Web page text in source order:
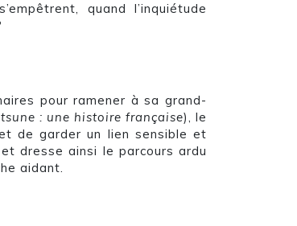
quand l’inquiétude
pour ramener à sa grand-
: une histoire française), le
de garder un lien sensible et
dresse ainsi le parcours ardu
aidant.